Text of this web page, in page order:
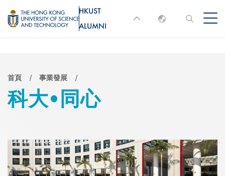
至
主
MORE ABOUT HKUST
UNIVERSITY NEWS
ACADEMIC
LIFE@HKUST
MAP & DIRECTIONS
HKUST
ALUMNI
English
導
航
結
首頁 事業發展
科大•同心